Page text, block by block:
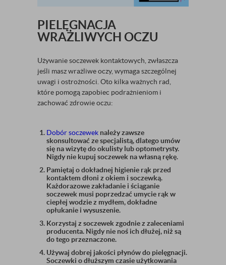
PIELĘGNACJA
WRAŻLIWYCH OCZU
Używanie soczewek kontaktowych, zwłaszcza
jeśli masz wrażliwe oczy, wymaga szczególnej
uwagi i ostrożności. Oto kilka ważnych rad,
które pomogą zapobiec podrażnieniom i
zachować zdrowie oczu:
Dobór soczewek należy zawsze
skonsultować ze specjalistą, dlatego umów
się na wizytę do okulisty lub optometrysty.
Nigdy nie kupuj soczewek na własną rękę.
Pamiętaj o dokładnej higienie rąk przed
kontaktem dłoni z okiem i soczewką.
Każdorazowe zakładanie i ściąganie
soczewek musi poprzedzać umycie rąk w
ciepłej wodzie z mydłem, dokładne
opłukanie i wysuszenie.
Korzystaj z soczewek zgodnie z zaleceniami
producenta. Nigdy nie noś ich dłużej, niż są
do tego przeznaczone.
Używaj dobrej jakości płynów do pielęgnacji.
Soczewki o dłuższym czasie użytkowania